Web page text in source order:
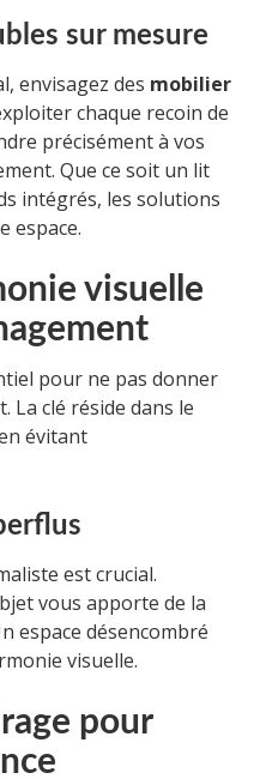
sur mesure
envisagez des mobilier
chaque recoin de
précisément à vos
Que ce soit un lit
intégrés, les solutions
espace.
visuelle
pour ne pas donner
La clé réside dans le
évitant
est crucial.
vous apporte de la
espace désencombré
visuelle.
pour